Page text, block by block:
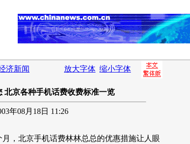
济新闻 放大字体 缩小字体
北京各种手机话费收费标准一览
年08月18日 11:26
，北京手机话费林林总总的优惠措施让人眼